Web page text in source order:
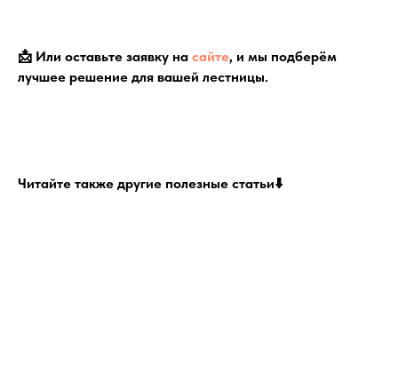
📩 Или оставьте заявку на сайте, и мы подберём
лучшее решение для вашей лестницы.
Читайте также другие полезные статьи⬇️